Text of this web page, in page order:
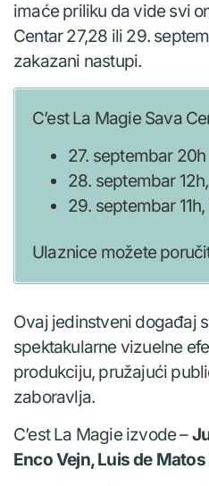
imaće priliku da vide svi
Centar 27,28 ili 29.
zakazani nastupi.
C’est La Magie Sava
27. septembar 20h
28. septembar
29. septembar 11h,
Ulaznice možete
Ovaj jedinstveni događaj
spektakularne vizuelne
produkciju, pružajući
zaboravlja.
C’est La Magie izvode –
Enco Vejn, Luis de